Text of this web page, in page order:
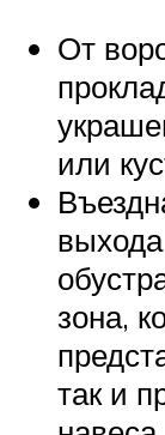
От
или
зона,
так и